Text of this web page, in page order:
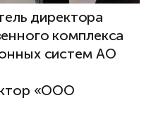
директора
комплекса
систем АО
«ООО